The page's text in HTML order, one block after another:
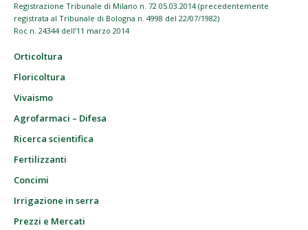
Registrazione Tribunale di Milano n. 72 05.03.2014 (precedentemente
registrata al Tribunale di Bologna n. 4998 del 22/07/1982)
Roc n. 24344 dell’11 marzo 2014
Orticoltura
Floricoltura
Vivaismo
Agrofarmaci – Difesa
Ricerca scientifica
Fertilizzanti
Concimi
Irrigazione in serra
Prezzi e Mercati